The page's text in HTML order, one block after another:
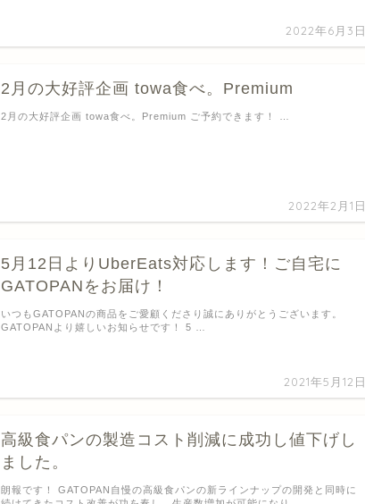
2022年6月3日
2月の大好評企画 towa食べ。Premium
2022年2月1日
2月の大好評企画 towa食べ。Premium ご予約できます！ …
5月12日よりUberEats対応します！ご自宅に
GATOPANをお届け！
2021年5月12日
いつもGATOPANの商品をご愛顧くださり誠にありがとうございます。
GATOPANより嬉しいお知らせです！ 5 …
高級食パンの製造コスト削減に成功し値下げし
ました。
朗報です！ GATOPAN自慢の高級食パンの新ラインナップの開発と同時に